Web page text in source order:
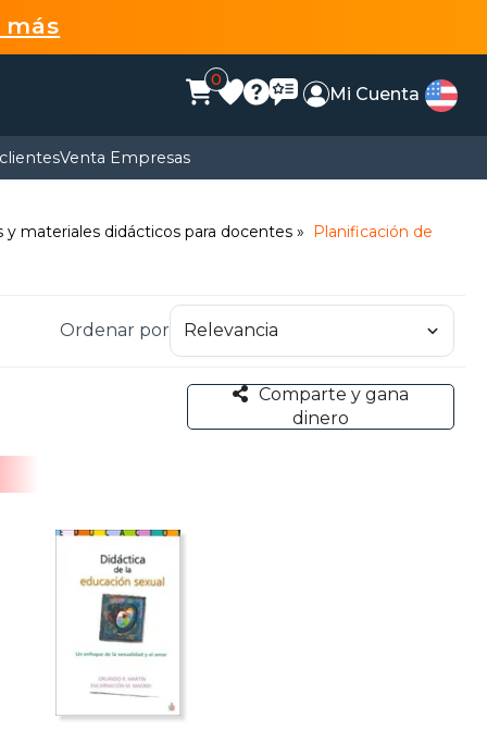
más
0
Mi Cuenta
Venta Empresas
y materiales didácticos para docentes Planificación de
Ordenar por
Comparte y gana
dinero